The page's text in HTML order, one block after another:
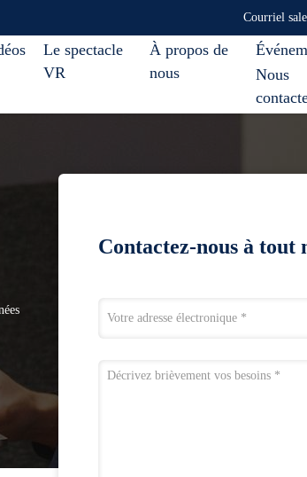
Courriel
Le spectacle
VR
À propos de
nous
Nous
Contactez-nous à tout